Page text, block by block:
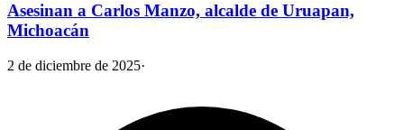
Asesinan a Carlos Manzo, alcalde de Uruapan,
Michoacán
2 de diciembre de 2025·